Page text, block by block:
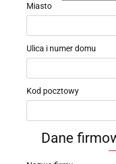
Miasto
Ulica i numer domu
Kod pocztowy
Dane